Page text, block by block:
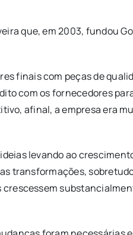
que, em 2003, fundou
finais com peças de
com os fornecedores
afinal, a empresa era
levando ao
transformações,
crescessem